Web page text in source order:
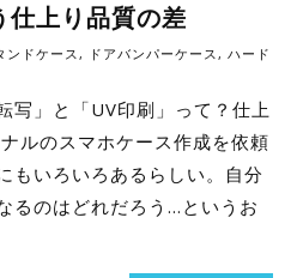
仕上り品質の差
ンドケース , ドアバンパーケース , ハード
写」と「UV印刷」って？仕上
ルのスマホケース作成を依頼
もいろいろあるらしい。自分
るのはどれだろう…というお